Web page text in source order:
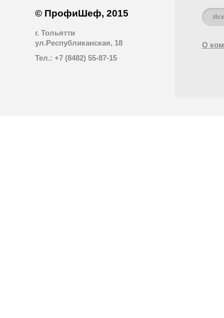
© ПрофиШеф, 2015
г. Тольятти
ул.Республиканская, 18
Тел.: +7 (8482) 55-87-15
О